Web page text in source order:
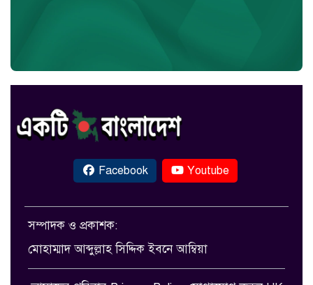
Facebook Youtube
সম্পাদক ও প্রকাশক:
মোহাম্মাদ আব্দুল্লাহ সিদ্দিক ইবনে আম্বিয়া